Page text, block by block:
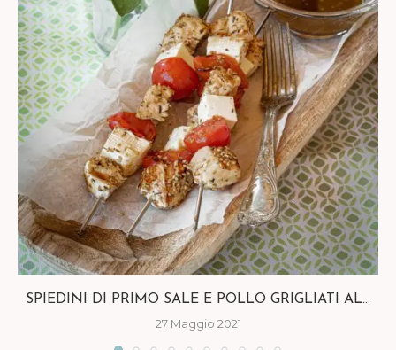
SPIEDINI DI PRIMO SALE E POLLO GRIGLIATI AL...
27 Maggio 2021